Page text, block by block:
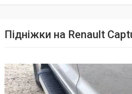
Підніжки на Renault